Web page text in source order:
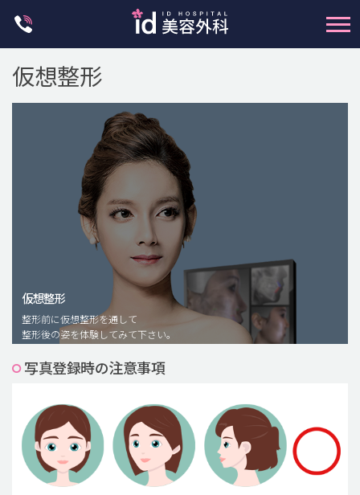
脂肪注入(アンチエイジング)
豊胸手術・バストアップ
プチ整形
メンズ整形
idリアルストーリー
idニュース
仮想整形
仮想整形
整形前に仮想整形を通して
整形後の姿を体験してみて下さい。
写真登録時の注意事項